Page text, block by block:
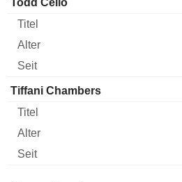
Todd Cello
Tiffani Chambers